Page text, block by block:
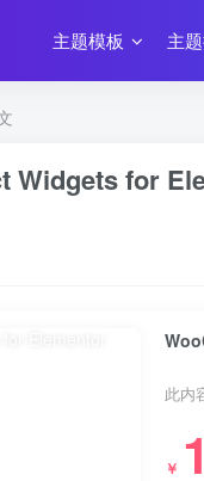
主题模板 主
Widgets for
此内
￥